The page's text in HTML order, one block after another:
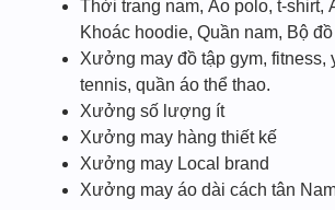
Thời trang nam, Áo polo, t-shirt,
Khoác hoodie, Quần nam, Bộ
Xưởng may đồ tập gym, fitness,
tennis, quần áo thể thao.
Xưởng số lượng ít
Xưởng may hàng thiết kế
Xưởng may Local brand
Xưởng may áo dài cách tân